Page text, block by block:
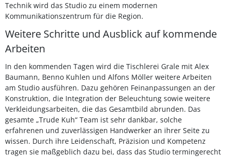
Technik wird das Studio zu einem modernen
Kommunikationszentrum für die Region.
Weitere Schritte und Ausblick auf kommende
Arbeiten
In den kommenden Tagen wird die Tischlerei Grale mit Alex
Baumann, Benno Kuhlen und Alfons Möller weitere Arbeiten
am Studio ausführen. Dazu gehören Feinanpassungen an der
Konstruktion, die Integration der Beleuchtung sowie weitere
Verkleidungsarbeiten, die das Gesamtbild abrunden. Das
gesamte „Trude Kuh“ Team ist sehr dankbar, solche
erfahrenen und zuverlässigen Handwerker an ihrer Seite zu
wissen. Durch ihre Leidenschaft, Präzision und Kompetenz
tragen sie maßgeblich dazu bei, dass das Studio termingerecht